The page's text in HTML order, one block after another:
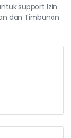
support Izin
dan Timbunan